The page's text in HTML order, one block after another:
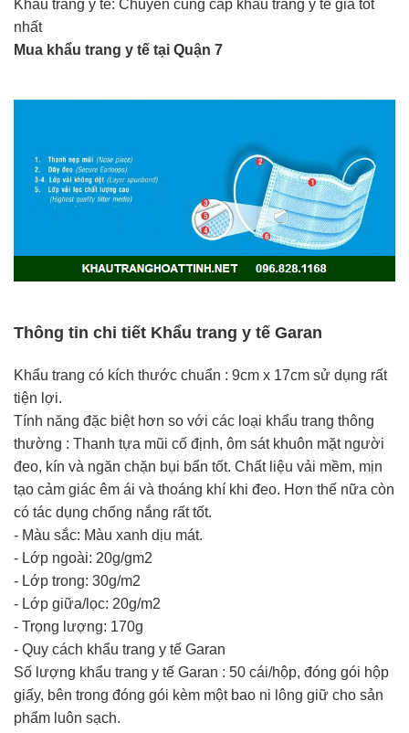
Khẩu trang y tế: Chuyên cung cấp khẩu trang y tế giá tốt
nhất
Mua khẩu trang y tế tại Quận 7
Thông tin chi tiết Khẩu trang y tế Garan
Khẩu trang có kích thước chuẩn : 9cm x 17cm sử dụng rất
tiện lợi.
Tính năng đặc biệt hơn so với các loại khẩu trang thông
thường : Thanh tựa mũi cố định, ôm sát khuôn mặt người
đeo, kín và ngăn chặn bụi bẩn tốt. Chất liệu vải mềm, mịn
tạo cảm giác êm ái và thoáng khí khi đeo. Hơn thế nữa còn
có tác dụng chống nắng rất tốt.
- Màu sắc: Màu xanh dịu mát.
- Lớp ngoài: 20g/gm2
- Lớp trong: 30g/m2
- Lớp giữa/lọc: 20g/m2
- Trọng lượng: 170g
- Quy cách khẩu trang y tế Garan
Số lượng khẩu trang y tế Garan : 50 cái/hộp, đóng gói hộp
giấy, bên trong đóng gói kèm một bao ni lông giữ cho sản
phẩm luôn sạch.